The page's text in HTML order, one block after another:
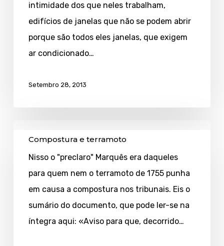
intimidade dos que neles trabalham,
edifícios de janelas que não se podem abrir
porque são todos eles janelas, que exigem
ar condicionado…
Setembro 28, 2013
terramoto
Compostura e terramoto
Nisso o "preclaro" Marquês era daqueles
para quem nem o terramoto de 1755 punha
em causa a compostura nos tribunais. Eis o
sumário do documento, que pode ler-se na
íntegra aqui: «Aviso para que, decorrido…